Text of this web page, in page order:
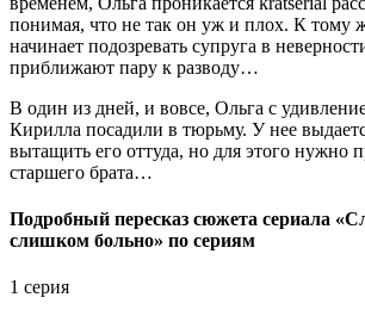
понимая, что не так он уж и плох. К тому
начинает подозревать супруга в
приближают пару к разводу…
В один из дней, и вовсе, Ольга с
Кирилла посадили в тюрьму. У нее
вытащить его оттуда, но для этого нужно
старшего брата…
Подробный пересказ сюжета сериала
слишком больно» по сериям
1 серия